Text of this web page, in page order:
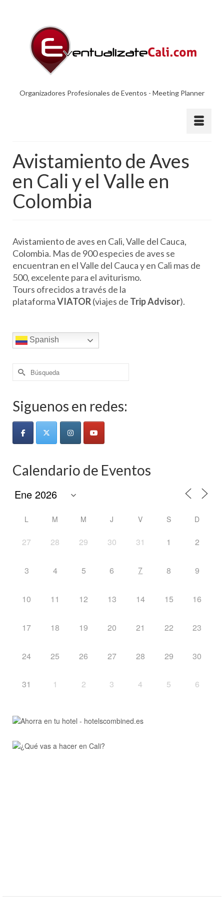
Organizadores Profesionales de Eventos - Meeting Planner
Avistamiento de Aves
en Cali y el Valle en
Colombia
Avistamiento de aves en Cali, Valle del Cauca,
Colombia. Mas de 900 especies de aves se
encuentran en el Valle del Cauca y en Cali mas de
500, excelente para el aviturismo.
Tours ofrecidos a través de la
plataformaVIATOR(viajes de Trip Advisor).
Spanish
Buscar
por:
Siguenos en redes:
Calendario de Eventos
L M M J V S D
27 28 29 30 31 1 2
3 4 5 6 7 8 9
10 11 12 13 14 15 16
17 18 19 20 21 22 23
24 25 26 27 28 29 30
31 1 2 3 4 5 6